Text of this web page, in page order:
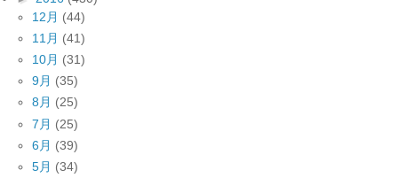
12月 (44)
11月 (41)
10月 (31)
9月 (35)
8月 (25)
7月 (25)
6月 (39)
5月 (34)